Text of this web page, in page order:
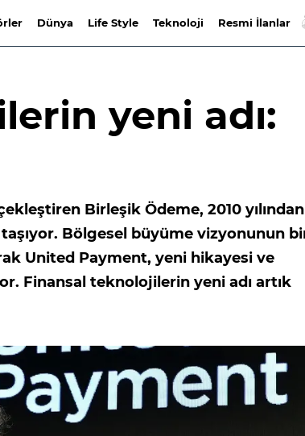
Dünya Life Style Teknoloji Resmi İlanlar
yeni adı:
Birleşik Ödeme, 2010
Bölgesel büyüme vizyonunun
United Payment, yeni hikayesi ve
Finansal teknolojilerin yeni adı artık